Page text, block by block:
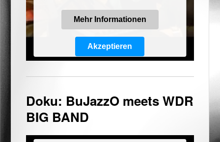
Mehr Informationen
Akzeptieren
Management Platform
Doku: BuJazzO meets WDR
BIG BAND